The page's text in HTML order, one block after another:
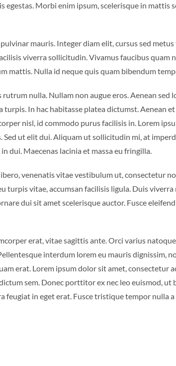
Morbi enim ipsum, scelerisque in mattis
mauris. Integer diam elit, cursus sed
viverra sollicitudin. Vivamus faucibus
mattis. Nulla id neque quis quam bibendum
nulla. Nullam non augue eros. Aenean
turpis. In hac habitasse platea dictumst. Aenean
nisl, id commodo purus facilisis in. Lorem
ut elit dui. Aliquam ut sollicitudin mi, at
dui. Maecenas lacinia et massa eu fringilla.
venenatis vitae vestibulum ut, consectetur
turpis vitae, accumsan facilisis ligula. Duis
dui sit amet scelerisque auctor. Fusce
erat, vitae sagittis ante. Orci varius
interdum lorem eu mauris
erat. Lorem ipsum dolor sit amet, consectetur
sem. Donec porttitor ex nec leo euismod, ut
in eget erat. Fusce tristique tempor nulla